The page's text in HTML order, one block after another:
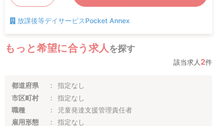
放課後等デイサービスPocket Annex
もっと希望に合う求人を探す
該当求人2件
都道府県
指定なし
市区町村
指定なし
職種
児童発達支援管理責任者
雇用形態
指定なし